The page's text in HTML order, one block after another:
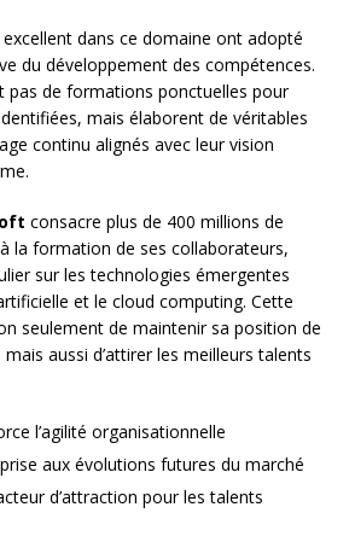
dans ce domaine ont adopté
du développement des compétences.
pas de formations ponctuelles pour
mais élaborent de véritables
continu alignés avec leur vision
consacre plus de 400 millions de
la formation de ses collaborateurs,
sur les technologies émergentes
et le cloud computing. Cette
seulement de maintenir sa position de
aussi d’attirer les meilleurs talents
l’agilité organisationnelle
aux évolutions futures du marché
d’attraction pour les talents